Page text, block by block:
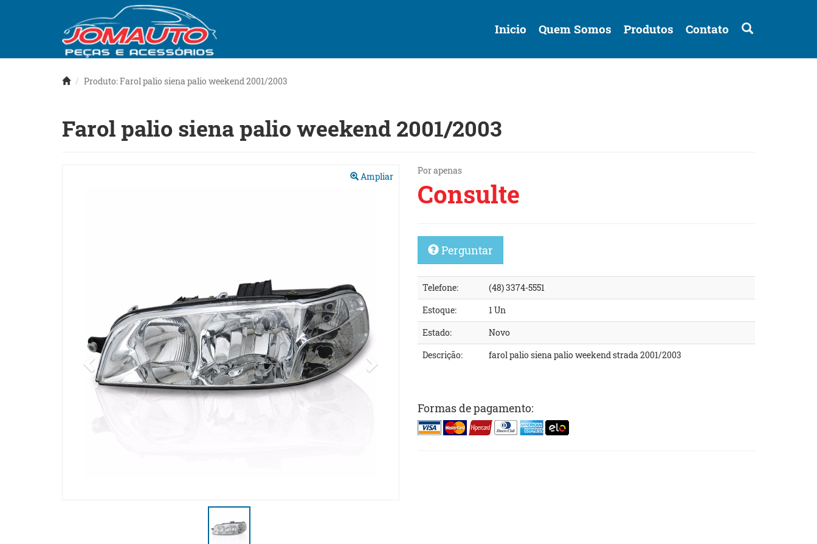
Inicio Quem Somos Produtos Contato Buscar
Produto: Farol palio siena palio weekend 2001/2003
Farol palio siena palio weekend 2001/2003
Ampliar
PróximoPor apenas
Consulte
Perguntar
Telefone:
(48) 3374-5551
Estoque:
1 Un
Estado:
Novo
Descrição:
farol palio siena palio weekend strada 2001/2003
Formas de pagamento: